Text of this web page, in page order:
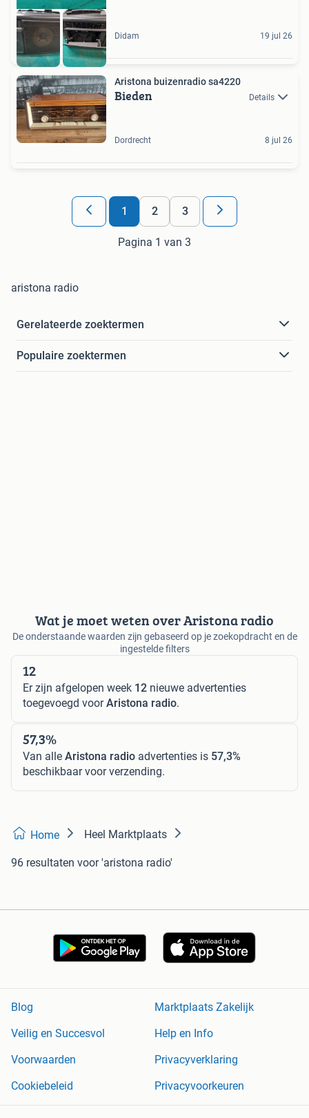
Didam 19 jul 26
Aristona buizenradio sa4220
Bieden Details
Dordrecht 8 jul 26
1 2 3
Pagina 1 van 3
aristona radio
Gerelateerde zoektermen
Populaire zoektermen
Wat je moet weten over Aristona radio
De onderstaande waarden zijn gebaseerd op je zoekopdracht en de
ingestelde filters
12
Er zijn afgelopen week 12 nieuwe advertenties
toegevoegd voorAristona radio.
57,3%
Van alle Aristona radio advertenties is 57,3%
beschikbaar voor verzending.
Home Heel Marktplaats
96 resultaten voor 'aristona radio'
Blog
Marktplaats Zakelijk
Veilig en Succesvol
Help en Info
Voorwaarden
Privacyverklaring
Cookiebeleid
Privacyvoorkeuren